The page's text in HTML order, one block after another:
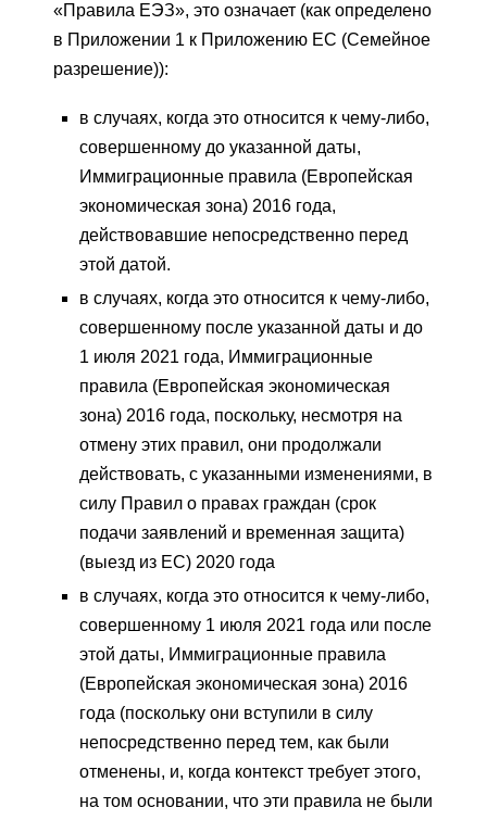
«Правила ЕЭЗ», это означает (как определено
в Приложении 1 к Приложению ЕС (Семейное
разрешение)):
в случаях, когда это относится к чему-либо,
совершенному до указанной даты,
Иммиграционные правила (Европейская
экономическая зона) 2016 года,
действовавшие непосредственно перед
этой датой.
в случаях, когда это относится к чему-либо,
совершенному после указанной даты и до
1 июля 2021 года, Иммиграционные
правила (Европейская экономическая
зона) 2016 года, поскольку, несмотря на
отмену этих правил, они продолжали
действовать, с указанными изменениями, в
силу Правил о правах граждан (срок
подачи заявлений и временная защита)
(выезд из ЕС) 2020 года
в случаях, когда это относится к чему-либо,
совершенному 1 июля 2021 года или после
этой даты, Иммиграционные правила
(Европейская экономическая зона) 2016
года (поскольку они вступили в силу
непосредственно перед тем, как были
отменены, и, когда контекст требует этого,
на том основании, что эти правила не были